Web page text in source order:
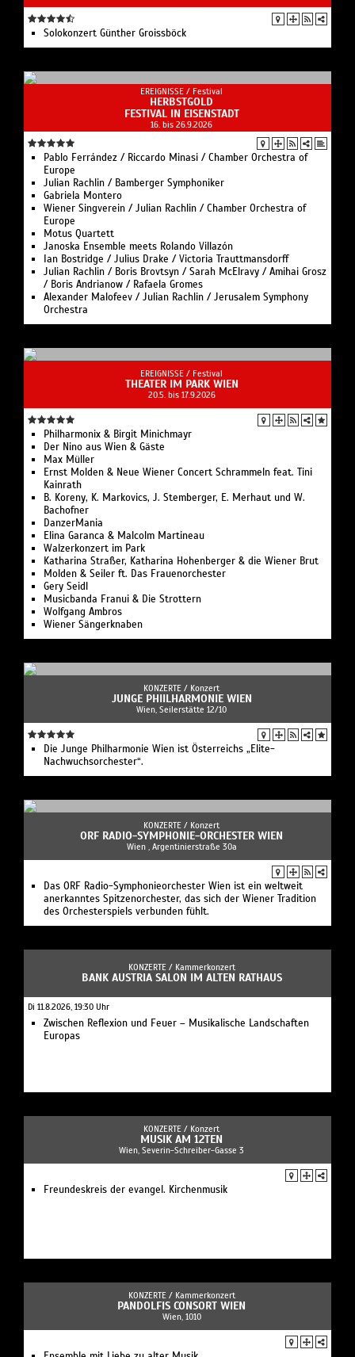
Solo­konzert Günther Groissböck
EREIGNISSE / Festival
HERBSTGOLD
FESTIVAL IN EISENSTADT
16. bis 26.9.2026
Pablo Ferrández / Riccardo Minasi / Chamber Orchestra of
Europe
Julian Rachlin / Bamberger Symphoniker
Gabriela Montero
Wiener Singverein / Julian Rachlin / Chamber Orchestra of
Europe
Motus Quartett
Janoska Ensemble meets Rolando Villazón
Ian Bostridge / Julius Drake / Victoria Trauttmansdorff
Julian Rachlin / Boris Brovtsyn / Sarah McElravy / Amihai Grosz
/ Boris Andrianow / Rafaela Gromes
Alexander Malofeev / Julian Rachlin / Jerusalem Symphony
Orchestra
EREIGNISSE / Festival
THEATER IM PARK WIEN
20.5. bis 17.9.2026
Philharmonix & Birgit Minichmayr
Der Nino aus Wien & Gäste
Max Müller
Ernst Molden & Neue Wiener Concert Schrammeln feat. Tini
Kainrath
B. Koreny, K. Markovics, J. Stemberger, E. Merhaut und W.
Bachofner
DanzerMania
Elina Garanca & Malcolm Martineau
Walzerkonzert im Park
Katharina Straßer, Katharina Hohenberger & die Wiener Brut
Molden & Seiler ft. Das Frauenorchester
Gery Seidl
Musicbanda Franui & Die Strottern
Wolfgang Ambros
Wiener Sängerknaben
KONZERTE / Konzert
JUNGE PHIILHARMONIE WIEN
Wien, Seilerstätte 12/10
Die Junge Philharmonie Wien ist Österreichs „Elite-
Nachwuchsorchester“.
KONZERTE / Konzert
ORF RADIO-SYMPHONIE-ORCHESTER WIEN
Wien , Argentinierstraße 30a
Das ORF Radio-Symphonieorchester Wien ist ein weltweit
anerkanntes Spitzenorchester, das sich der Wiener Tradition
des Orchesterspiels verbunden fühlt.
KONZERTE / Kammerkonzert
BANK AUSTRIA SALON IM ALTEN RATHAUS
Di 11.8.2026, 19:30 Uhr
Zwischen Reflexion und Feuer – Musikalische Landschaften
Europas
KONZERTE / Konzert
MUSIK AM 12TEN
Wien, Severin-Schreiber-Gasse 3
Freundeskreis der evangel. Kirchenmusik
KONZERTE / Kammerkonzert
PANDOLFIS CONSORT WIEN
Wien, 1010